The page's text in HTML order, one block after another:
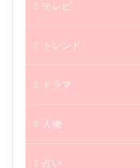
テレビ
トレンド
ドラマ
人物
占い